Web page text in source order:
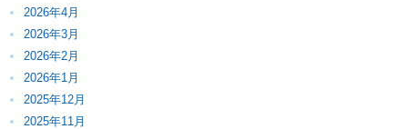
2026年4月
2026年3月
2026年2月
2026年1月
2025年12月
2025年11月